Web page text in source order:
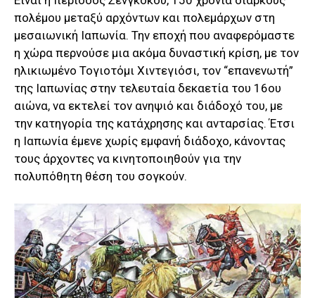
πολέμου μεταξύ αρχόντων και πολεμάρχων στη
μεσαιωνική Ιαπωνία. Την εποχή που αναφερόμαστε
η χώρα περνούσε μια ακόμα δυναστική κρίση, με τον
ηλικιωμένο Τογιοτόμι Χιντεγιόσι, τον “επανενωτή”
της Ιαπωνίας στην τελευταία δεκαετία του 16ου
αιώνα, να εκτελεί τον ανηψιό και διάδοχό του, με
την κατηγορία της κατάχρησης και ανταρσίας. Έτσι
η Ιαπωνία έμενε χωρίς εμφανή διάδοχο, κάνοντας
τους άρχοντες να κινητοποιηθούν για την
πολυπόθητη θέση του σογκούν.